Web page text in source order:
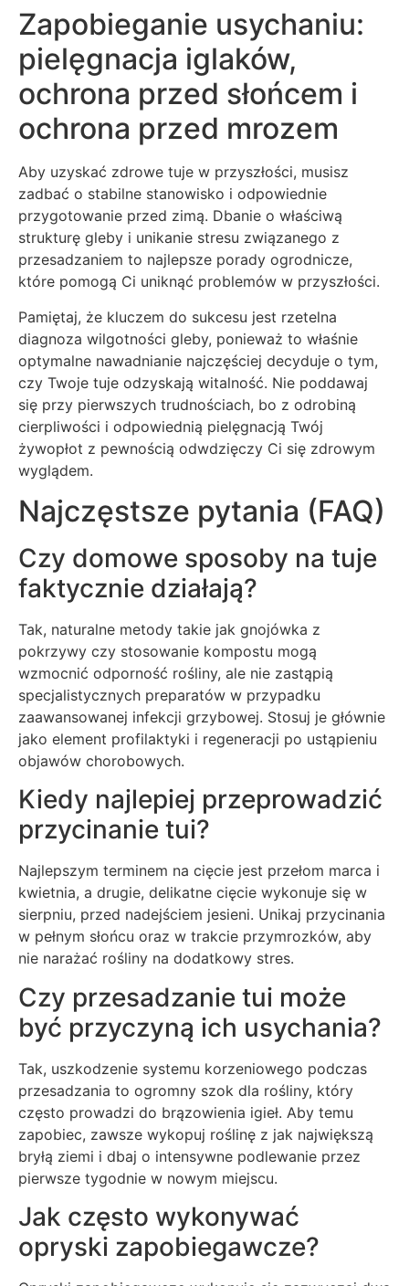
Zapobieganie usychaniu:
pielęgnacja iglaków,
ochrona przed słońcem i
ochrona przed mrozem
Aby uzyskać zdrowe tuje w przyszłości, musisz
zadbać o stabilne stanowisko i odpowiednie
przygotowanie przed zimą. Dbanie o właściwą
strukturę gleby i unikanie stresu związanego z
przesadzaniem to najlepsze porady ogrodnicze,
które pomogą Ci uniknąć problemów w przyszłości.
Pamiętaj, że kluczem do sukcesu jest rzetelna
diagnoza wilgotności gleby, ponieważ to właśnie
optymalne nawadnianie najczęściej decyduje o tym,
czy Twoje tuje odzyskają witalność. Nie poddawaj
się przy pierwszych trudnościach, bo z odrobiną
cierpliwości i odpowiednią pielęgnacją Twój
żywopłot z pewnością odwdzięczy Ci się zdrowym
wyglądem.
Najczęstsze pytania (FAQ)
Czy domowe sposoby na tuje
faktycznie działają?
Tak, naturalne metody takie jak gnojówka z
pokrzywy czy stosowanie kompostu mogą
wzmocnić odporność rośliny, ale nie zastąpią
specjalistycznych preparatów w przypadku
zaawansowanej infekcji grzybowej. Stosuj je głównie
jako element profilaktyki i regeneracji po ustąpieniu
objawów chorobowych.
Kiedy najlepiej przeprowadzić
przycinanie tui?
Najlepszym terminem na cięcie jest przełom marca i
kwietnia, a drugie, delikatne cięcie wykonuje się w
sierpniu, przed nadejściem jesieni. Unikaj przycinania
w pełnym słońcu oraz w trakcie przymrozków, aby
nie narażać rośliny na dodatkowy stres.
Czy przesadzanie tui może
być przyczyną ich usychania?
Tak, uszkodzenie systemu korzeniowego podczas
przesadzania to ogromny szok dla rośliny, który
często prowadzi do brązowienia igieł. Aby temu
zapobiec, zawsze wykopuj roślinę z jak największą
bryłą ziemi i dbaj o intensywne podlewanie przez
pierwsze tygodnie w nowym miejscu.
Jak często wykonywać
opryski zapobiegawcze?